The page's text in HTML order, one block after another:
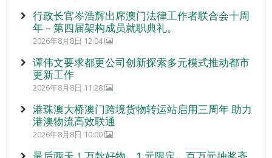
行政长官岑浩辉出席澳门法律工作者联合会十周
年 – 第四届架构成员就职典礼。
2026年8月8日 12:04
谭伟文要求都更公司创新探索多元模式推动都市
更新工作
2026年8月8日 11:28
港珠澳大桥澳门跨境货物转运站启用三周年 助力
港澳物流高效联通
2026年8月8日 10:00